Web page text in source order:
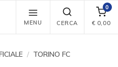
MENU CERCA
0
€ 0,00
TORINO FC